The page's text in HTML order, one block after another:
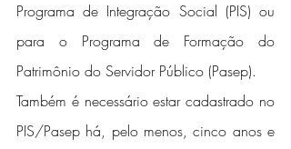
Programa de Integração Social (PIS) ou
para o Programa de Formação do
Patrimônio do Servidor Público (Pasep).
Também é necessário estar cadastrado no
PIS/Pasep há, pelo menos, cinco anos e